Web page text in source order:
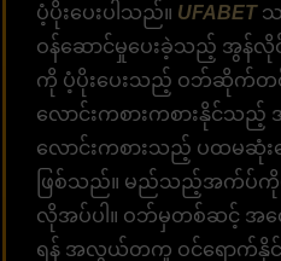
ပံ့ပိုးပေးပါသည်။ UFABETသ
ဝန်ဆောင်မှုပေးခဲ့သည့် အွန်လိုင်
ကို ပံ့ပိုးပေးသည့် ဝဘ်ဆိုက်တ
လောင်းကစားကစားနိုင်သည့်
လောင်းကစားသည့် ပထမ
ဖြစ်သည်။ မည်သည့်အက်ပ်ကိုမ
လိုအပ်ပါ။ ဝဘ်မှတစ်ဆင့် အလေ
ရန် အလွယ်တကူ ဝင်ရောက်